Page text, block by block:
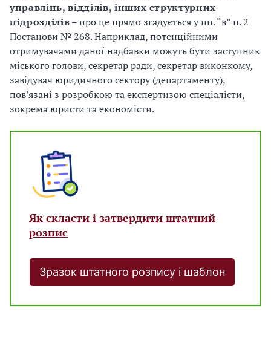
управлінь, відділів, інших структурних
підрозділів– про це прямо згадується у пп. “в” п. 2
Постанови № 268. Наприклад, потенційними
отримувачами даної надбавки можуть бути заступник
міського голови, секретар ради, секретар виконкому,
завідувач юридичного сектору (департаменту),
пов’язані з розробкою та експертизою спеціалісти,
зокрема юристи та економісти.
Як скласти і затвердити штатний
розпис
Зразок штатного розпису і шаблон